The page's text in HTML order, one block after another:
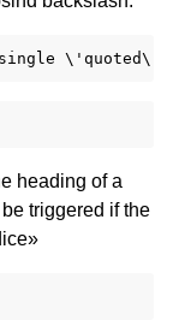
heading of a
triggered if the